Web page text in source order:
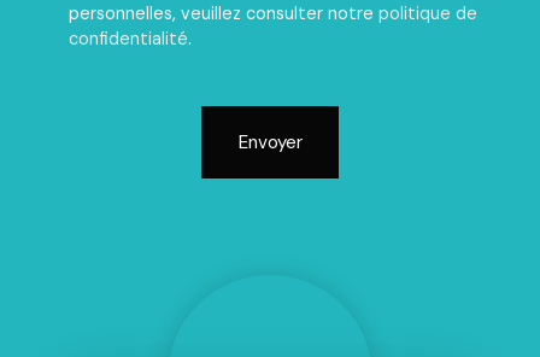
personnelles, veuillez consulter notre politique de
confidentialité.
Envoyer